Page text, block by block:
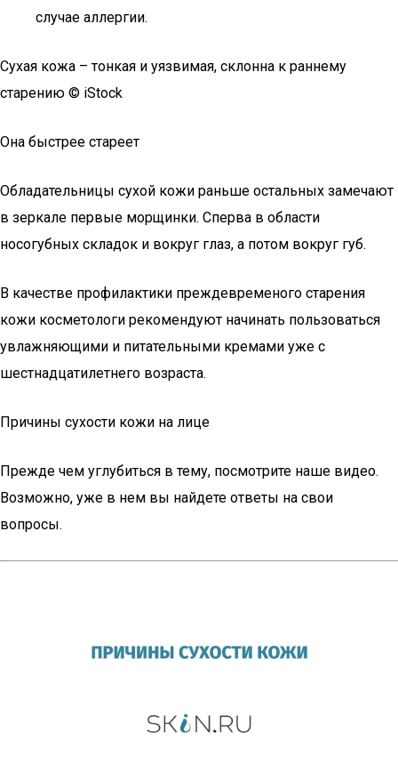
случае аллергии.
Сухая кожа – тонкая и уязвимая, склонна к раннему
старению © iStock
Она быстрее стареет
Обладательницы сухой кожи раньше остальных замечают
в зеркале первые морщинки. Сперва в области
носогубных складок и вокруг глаз, а потом вокруг губ.
В качестве профилактики преждевременого старения
кожи косметологи рекомендуют начинать пользоваться
увлажняющими и питательными кремами уже с
шестнадцатилетнего возраста.
Причины сухости кожи на лице
Прежде чем углубиться в тему, посмотрите наше видео.
Возможно, уже в нем вы найдете ответы на свои
вопросы.